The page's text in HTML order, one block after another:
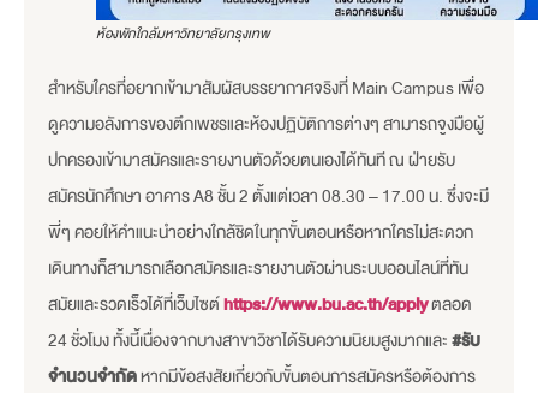
ห้องพักใกล้มหาวิทยาลัยกรุงเทพ
สำหรับใครที่อยากเข้ามาสัมผัสบรรยากาศจริงที่ Main Campus เพื่อ
ดูความอลังการของตึกเพชรและห้องปฏิบัติการต่างๆ สามารถจูงมือผู้
ปกครองเข้ามาสมัครและรายงานตัวด้วยตนเองได้ทันที ณ ฝ่ายรับ
สมัครนักศึกษา อาคาร A8 ชั้น 2 ตั้งแต่เวลา 08.30 – 17.00 น. ซึ่งจะมี
พี่ๆ คอยให้คำแนะนำอย่างใกล้ชิดในทุกขั้นตอนหรือหากใครไม่สะดวก
เดินทางก็สามารถเลือกสมัครและรายงานตัวผ่านระบบออนไลน์ที่ทัน
สมัยและรวดเร็วได้ที่เว็บไซต์https://www.bu.ac.th/applyตลอด
24 ชั่วโมง ทั้งนี้เนื่องจากบางสาขาวิชาได้รับความนิยมสูงมากและ#รับ
จำนวนจำกัดหากมีข้อสงสัยเกี่ยวกับขั้นตอนการสมัครหรือต้องการ